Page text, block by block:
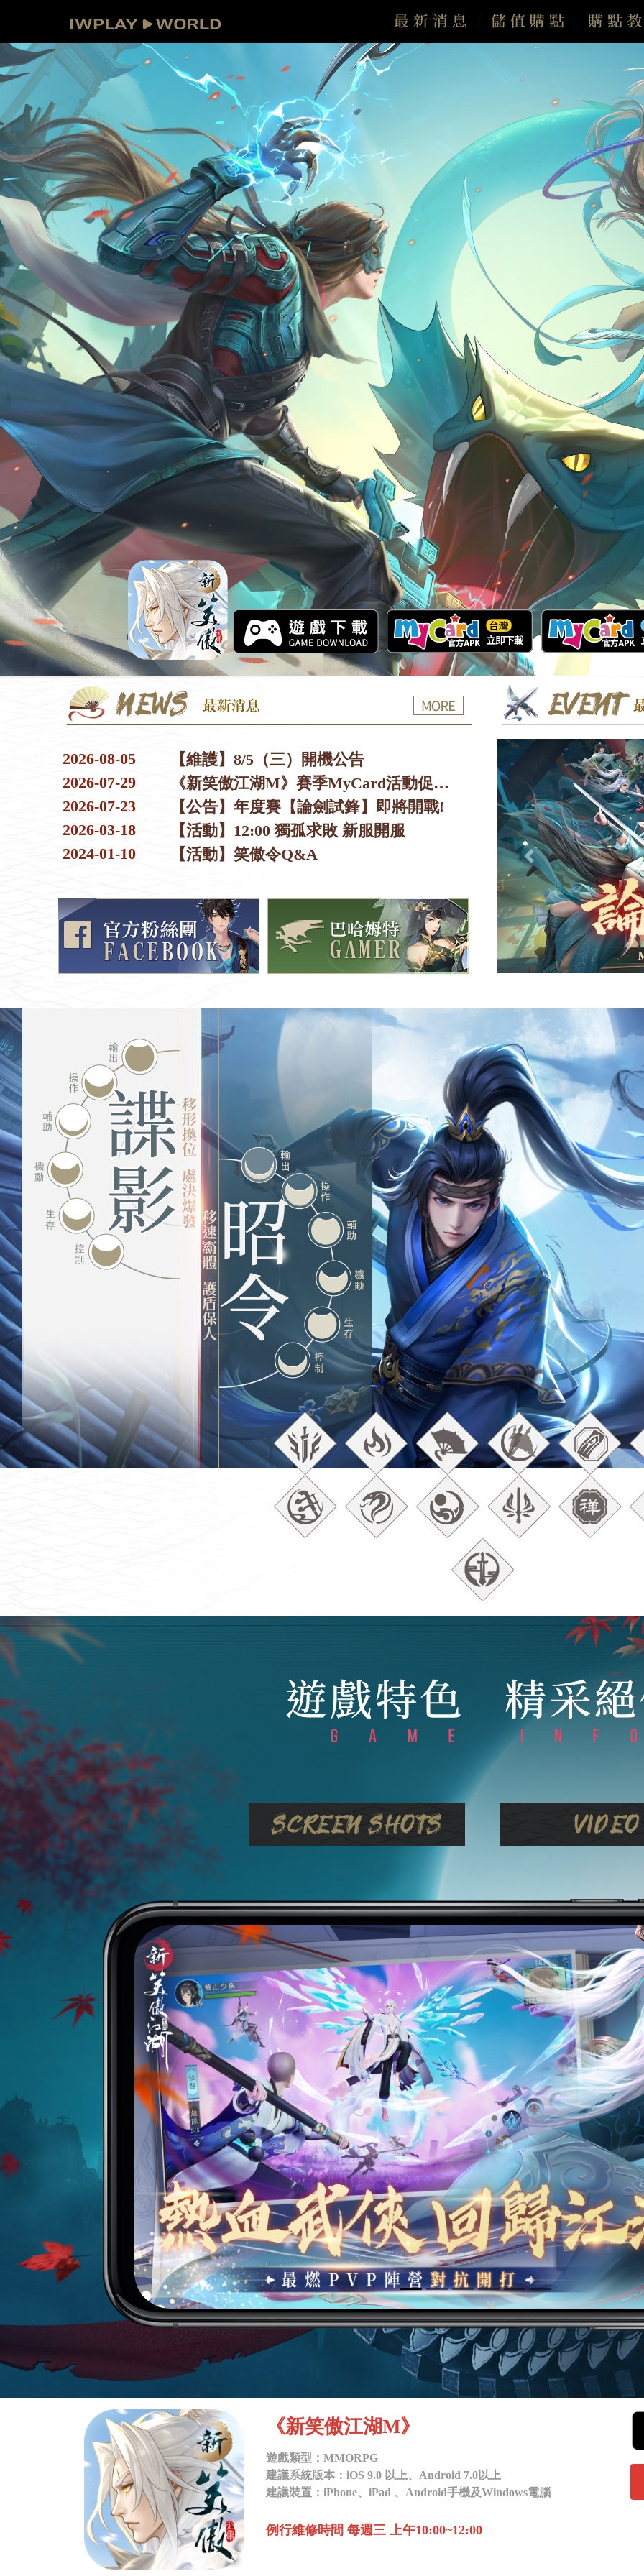
2026-08-05
【維護】8/5（三）開機公告
2026-07-29
《新笑傲江湖M》賽季MyCard活動促聯說明
2026-07-23
【公告】年度賽【論劍試鋒】即將開戰!
2026-03-18
【活動】12:00 獨孤求敗 新服開服
2024-01-10
【活動】笑傲令Q&A
Previous
Previous
《新笑傲江湖M》
遊戲類型：MMORPG
建議系統版本：iOS 9.0 以上、Android 7.0以上
建議裝置：iPhone、iPad 、Android手機及Windows電腦
例行維修時間 每週三 上午10:00~12:00